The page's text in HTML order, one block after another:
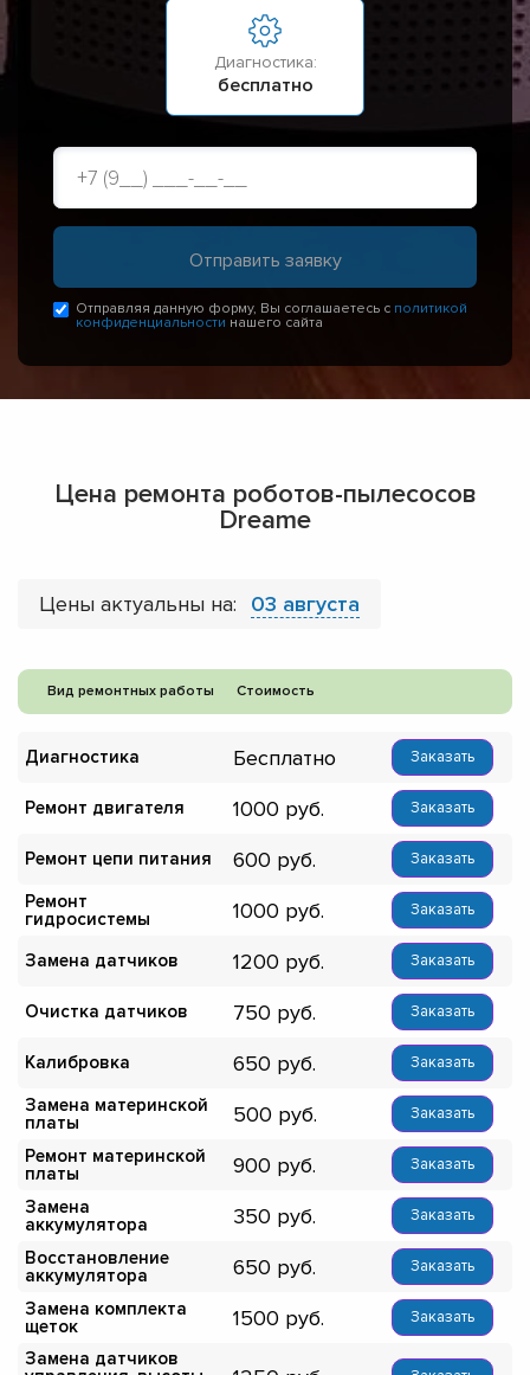
Диагностика:
бесплатно
Отправляя данную форму, Вы соглашаетесь с политикой
конфиденциальности нашего сайта
Цена ремонта роботов-пылесосов
Dreame
Цены актуальны на: 03 августа
Вид ремонтных работы Стоимость
Диагностика Бесплатно Заказать
Ремонт двигателя 1000 Заказать
Ремонт цепи питания 600 Заказать
Ремонт
гидросистемы
1000 Заказать
Замена датчиков 1200 Заказать
Очистка датчиков 750 Заказать
Калибровка 650 Заказать
Замена материнской
платы
500 Заказать
Ремонт материнской
платы
900 Заказать
Замена
аккумулятора
350 Заказать
Восстановление
аккумулятора
650 Заказать
Замена комплекта
щеток
1500 Заказать
Замена датчиков